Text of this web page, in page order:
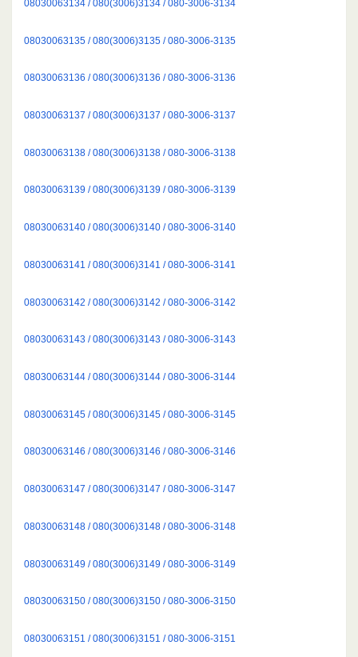
08030063134 / 080(3006)3134 / 080-3006-3134
08030063135 / 080(3006)3135 / 080-3006-3135
08030063136 / 080(3006)3136 / 080-3006-3136
08030063137 / 080(3006)3137 / 080-3006-3137
08030063138 / 080(3006)3138 / 080-3006-3138
08030063139 / 080(3006)3139 / 080-3006-3139
08030063140 / 080(3006)3140 / 080-3006-3140
08030063141 / 080(3006)3141 / 080-3006-3141
08030063142 / 080(3006)3142 / 080-3006-3142
08030063143 / 080(3006)3143 / 080-3006-3143
08030063144 / 080(3006)3144 / 080-3006-3144
08030063145 / 080(3006)3145 / 080-3006-3145
08030063146 / 080(3006)3146 / 080-3006-3146
08030063147 / 080(3006)3147 / 080-3006-3147
08030063148 / 080(3006)3148 / 080-3006-3148
08030063149 / 080(3006)3149 / 080-3006-3149
08030063150 / 080(3006)3150 / 080-3006-3150
08030063151 / 080(3006)3151 / 080-3006-3151